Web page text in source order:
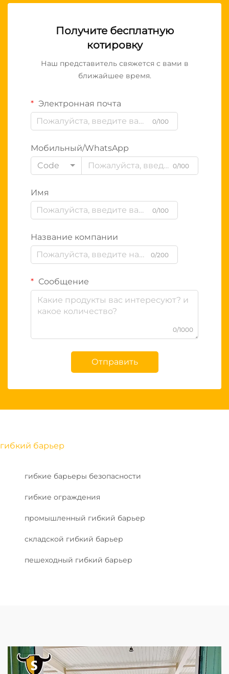
Получите бесплатную
котировку
Наш представитель свяжется с вами в
ближайшее время.
Электронная почта
0/100
Мобильный/WhatsApp
Code
0/100
Имя
0/100
Название компании
0/200
Сообщение
0/1000
Отправить
гибкий барьер
гибкие барьеры безопасности
гибкие ограждения
промышленный гибкий барьер
складской гибкий барьер
пешеходный гибкий барьер